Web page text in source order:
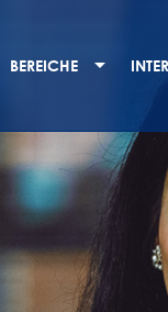
BEREICHE